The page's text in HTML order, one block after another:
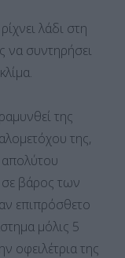
λάδι στη
να συντηρήσει
της
της,
απολύτου
σε βάρος των
επιπρόσθετο
μόλις 5
οφειλέτρια της